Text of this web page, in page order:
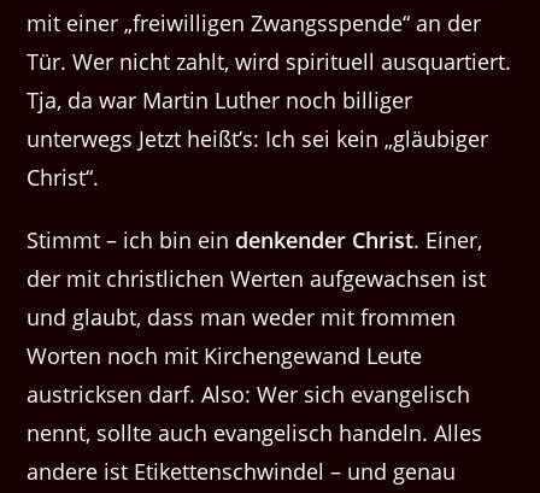
mit einer „freiwilligen Zwangsspende“ an der
Tür. Wer nicht zahlt, wird spirituell ausquartiert.
Tja, da war Martin Luther noch billiger
unterwegs Jetzt heißt’s: Ich sei kein „gläubiger
Christ“.
Stimmt – ich bin ein denkender Christ. Einer,
der mit christlichen Werten aufgewachsen ist
und glaubt, dass man weder mit frommen
Worten noch mit Kirchengewand Leute
austricksen darf. Also: Wer sich evangelisch
nennt, sollte auch evangelisch handeln. Alles
andere ist Etikettenschwindel – und genau